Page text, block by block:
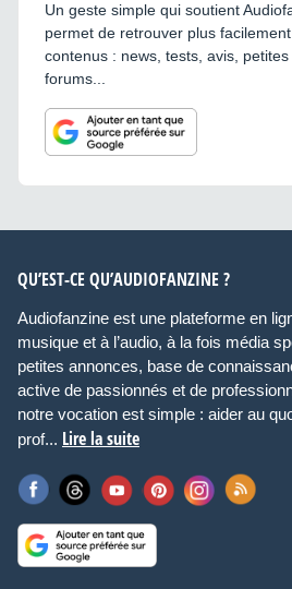
Un geste simple qui soutient
permet de retrouver plus
contenus : news, tests, avis, petites
forums...
QU’EST-CE QU’AUDIOFANZINE ?
Audiofanzine est une plateforme en
musique et à l’audio, à la fois média
petites annonces, base de
active de passionnés et de
notre vocation est simple : aider au
prof... Lire la suite